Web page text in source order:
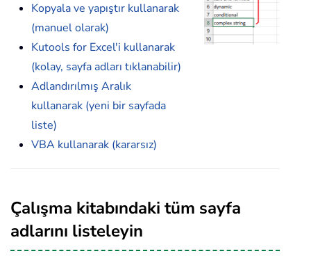
Kopyala ve yapıştır kullanarak
(manuel olarak)
Kutools for Excel'i kullanarak
(kolay, sayfa adları tıklanabilir)
Adlandırılmış Aralık
kullanarak (yeni bir sayfada
liste)
VBA kullanarak (kararsız)
Çalışma kitabındaki tüm sayfa
adlarını listeleyin